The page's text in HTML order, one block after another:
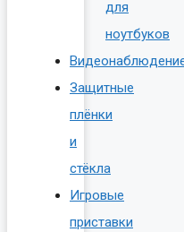
для
ноутбуков
Защитные
плёнки
и
стёкла
Игровые
приставки